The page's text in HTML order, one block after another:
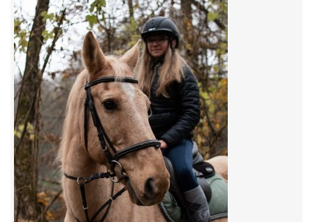
ČLENOVÉ RYCHVALDU 2023
7:4 (VELKÝ PÁTEK) KROUŽEK NEBUDE
JARNÍ BRIGÁDA 20.5.2023
DNE 17.11.2023 KROUŽEK JEZDECTVÍ NENÍ
DĚKUJEME MĚSTU RYCHVALD ZA DOTACI V ROCE 2023